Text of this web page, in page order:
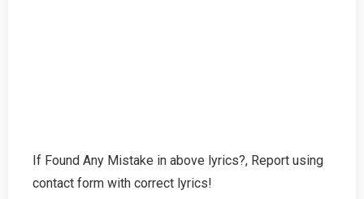
If Found Any Mistake in above lyrics?, Report using
contact form with correct lyrics!